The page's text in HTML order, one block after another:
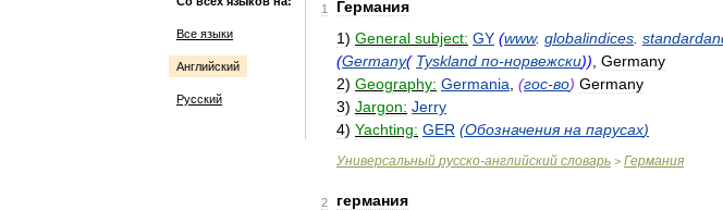
Все языки
Английский
Русский
1
Германия
1) General subject: GY (www. globalindices
(Germany( Tyskland по-норвежски)) Germany
2) Geography: Germania (гос-во) Germany
3) Jargon: Jerry
4) Yachting: GER (Обозначения на парусах)
Универсальный русско-английский словарь > Германия
2
германия